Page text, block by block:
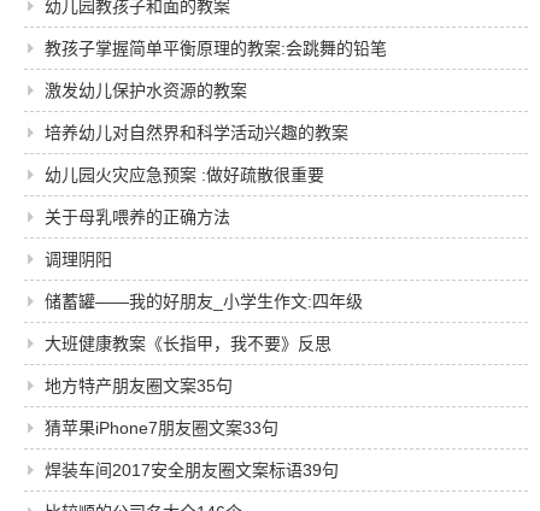
幼儿园教孩子和面的教案
教孩子掌握简单平衡原理的教案:会跳舞的铅笔
激发幼儿保护水资源的教案
培养幼儿对自然界和科学活动兴趣的教案
幼儿园火灾应急预案 :做好疏散很重要
关于母乳喂养的正确方法
调理阴阳
储蓄罐――我的好朋友_小学生作文:四年级
大班健康教案《长指甲，我不要》反思
地方特产朋友圈文案35句
猜苹果iPhone7朋友圈文案33句
焊装车间2017安全朋友圈文案标语39句